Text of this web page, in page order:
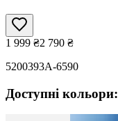
1 999 ₴2 790 ₴
5200393A-6590
Доступні кольори: